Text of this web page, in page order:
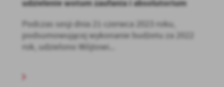
udzielenie wotum zaufania i absolutorium
Podczas sesji dnia 21 czerwca 2023 roku,
podsumowującej wykonanie budżetu za 2022
rok, udzielono Wójtowi...